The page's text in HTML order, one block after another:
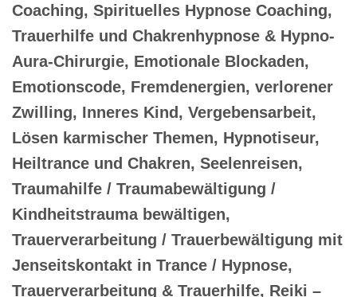
Coaching, Spirituelles Hypnose Coaching,
Trauerhilfe und Chakrenhypnose & Hypno-
Aura-Chirurgie, Emotionale Blockaden,
Emotionscode, Fremdenergien, verlorener
Zwilling, Inneres Kind, Vergebensarbeit,
Lösen karmischer Themen, Hypnotiseur,
Heiltrance und Chakren, Seelenreisen,
Traumahilfe / Traumabewältigung /
Kindheitstrauma bewältigen,
Trauerverarbeitung / Trauerbewältigung mit
Jenseitskontakt in Trance / Hypnose,
Trauerverarbeitung & Trauerhilfe, Reiki –